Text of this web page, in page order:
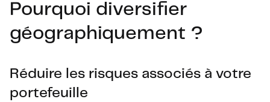
Pourquoi diversifier
géographiquement ?
Réduire les risques associés à votre
portefeuille